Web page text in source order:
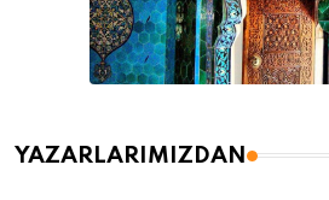
YAZARLARIMIZDAN